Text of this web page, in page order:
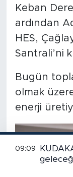
Keban
ardından
HES,
Santrali’ni
Bugün
olmak
enerji
09:09